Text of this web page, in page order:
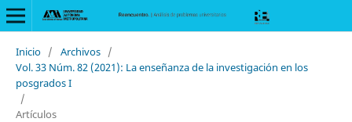
Inicio / Archivos /
Vol. 33 Núm. 82 (2021): La enseñanza de la investigación en los
posgrados I
/
Artículos